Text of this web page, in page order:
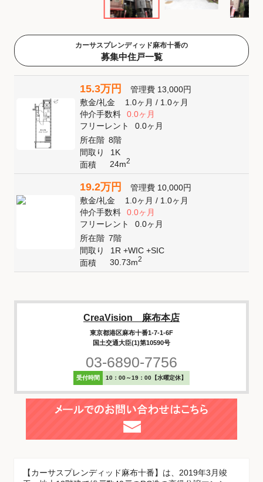
カーサスプレンディッド麻布十番の
募集中住戸一覧
15.3万円 管理費 13,000円
敷金/礼金 1.0ヶ月/ 1.0ヶ月
仲介手数料
0.0ヶ月
フリーレント
0.0ヶ月
所在階 8階
間取り
1K
面積
24m2
19.2万円 管理費 10,000円
敷金/礼金 1.0ヶ月/ 1.0ヶ月
仲介手数料
0.0ヶ月
フリーレント
0.0ヶ月
所在階 7階
間取り
1R +WIC +SIC
面積
30.73m2
CreaVision 麻布本店
東京都港区麻布十番1-7-1-6F
国土交通大臣(1)第10590号
03-6890-7756
受付時間 10：00～19：00【水曜定休】
【カーサスプレンディッド麻布十番】は、2019年3月竣